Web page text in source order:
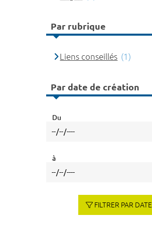
Par rubrique
Liens conseillés (1)
Par date de création
Du
à
FILTRER PAR DATE